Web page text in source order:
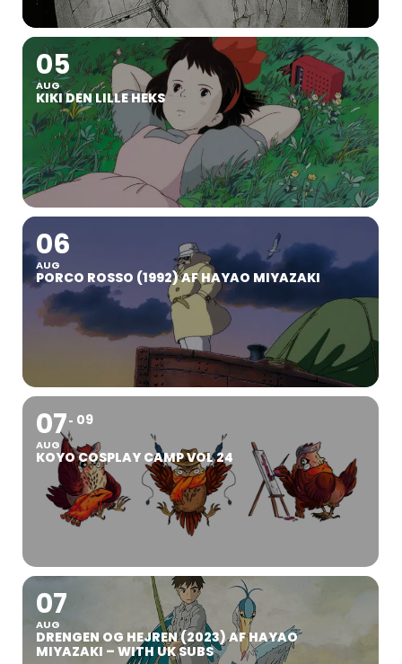
05
AUG
KIKI DEN LILLE HEKS
06
AUG
PORCO ROSSO (1992) AF HAYAO MIYAZAKI
07
AUG
09
KOYO COSPLAY CAMP VOL 24
07
AUG
DRENGEN OG HEJREN (2023) AF HAYAO
MIYAZAKI – WITH UK SUBS